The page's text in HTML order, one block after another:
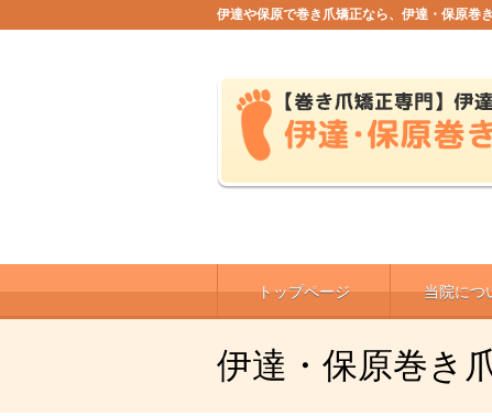
伊達や保原で巻き爪矯正なら、伊達・保原巻
トップページ 当院につ
伊達・保原巻き